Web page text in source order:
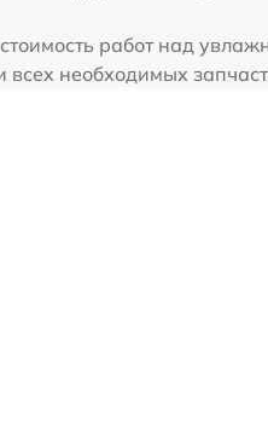
работ над
необходимых